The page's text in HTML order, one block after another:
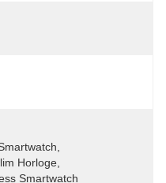
Horloge
Smartwatch